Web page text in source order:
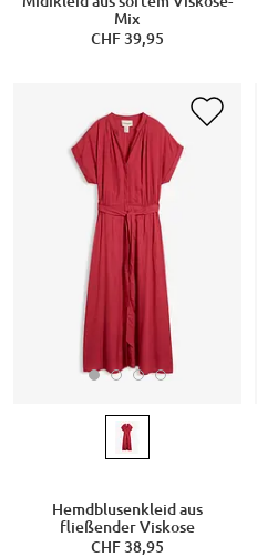
Mix
CHF 39,95
Hemdblusenkleid aus
fließender Viskose
CHF 38,95